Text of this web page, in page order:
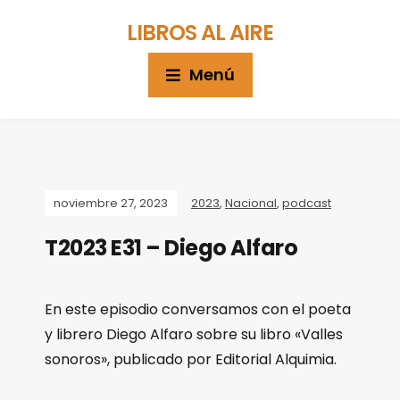
LIBROS AL AIRE
Menú
noviembre 27, 2023 2023, Nacional, podcast
T2023 E31 – Diego Alfaro
En este episodio conversamos con el poeta
y librero Diego Alfaro sobre su libro «Valles
sonoros», publicado por Editorial Alquimia.